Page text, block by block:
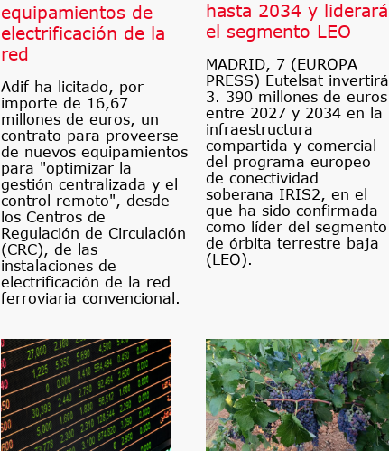
equipamientos de
electrificación de la
red
Adif ha licitado, por
importe de 16,67
millones de euros, un
contrato para proveerse
de nuevos equipamientos
para "optimizar la
gestión centralizada y el
control remoto", desde
los Centros de
Regulación de Circulación
(CRC), de las
instalaciones de
electrificación de la red
ferroviaria convencional.
hasta 2034 y liderará
el segmento LEO
MADRID, 7 (EUROPA
PRESS) Eutelsat invertirá
3. 390 millones de euros
entre 2027 y 2034 en la
infraestructura
compartida y comercial
del programa europeo
de conectividad
soberana IRIS2, en el
que ha sido confirmada
como líder del segmento
de órbita terrestre baja
(LEO).